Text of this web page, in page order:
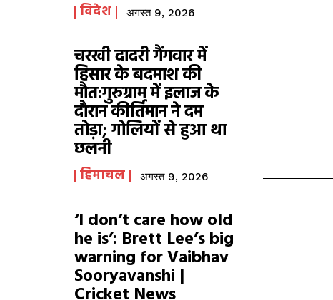
विदेश अगस्त 9, 2026
चरखी दादरी गैंगवार में
हिसार के बदमाश की
मौत:गुरुग्राम में इलाज के
दौरान कीर्तिमान ने दम
तोड़ा; गोलियों से हुआ था
छलनी
हिमाचल अगस्त 9, 2026
‘I don’t care how old
he is’: Brett Lee’s big
warning for Vaibhav
Sooryavanshi |